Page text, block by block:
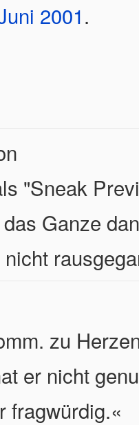
2001.
"Sneak
Ganze
zu
er nicht
fragwürdig.«